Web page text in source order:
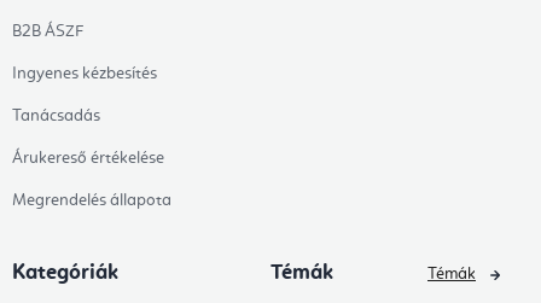
B2B ÁSZF
Ingyenes kézbesítés
Tanácsadás
Árukereső értékelése
Megrendelés állapota
Kategóriák Témák Témák